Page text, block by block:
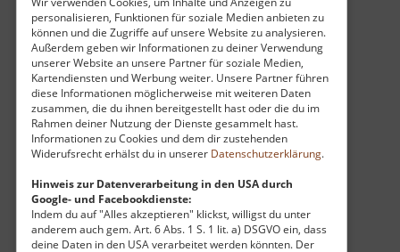
personalisieren, Funktionen für soziale Medien anbieten zu
können und die Zugriffe auf unsere Website zu analysieren.
Außerdem geben wir Informationen zu deiner Verwendung
unserer Website an unsere Partner für soziale Medien,
Kartendiensten und Werbung weiter. Unsere Partner führen
diese Informationen möglicherweise mit weiteren Daten
zusammen, die du ihnen bereitgestellt hast oder die du im
Rahmen deiner Nutzung der Dienste gesammelt hast.
Informationen zu Cookies und dem dir zustehenden
Widerufsrecht erhälst du in unserer Datenschutzerklärung.
Hinweis zur Datenverarbeitung in den USA durch
Google- und Facebookdienste:
Indem du auf "Alles akzeptieren" klickst, willigst du unter
anderem auch gem. Art. 6 Abs. 1 S. 1 lit. a) DSGVO ein, dass
deine Daten in den USA verarbeitet werden könnten. Der
Tagesw.. »weiterlesen über
Zwergenhöhle
Flugzeug Cämmerswalde
Osterzgebirge
aktuell vom 13.04.2026 / Zugriffe: 77878
37 km vom aktuellen Standort